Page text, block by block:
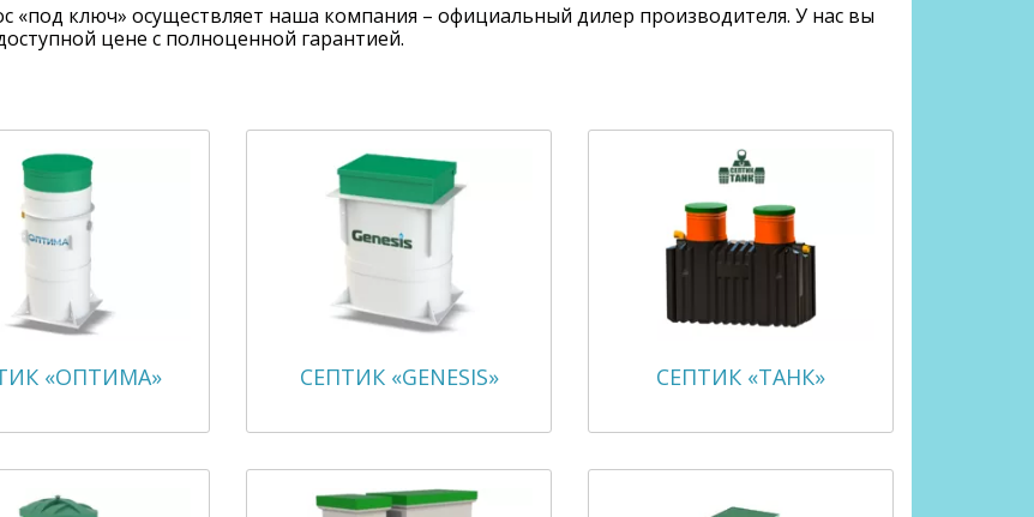
ключ» осуществляет наша компания – официальный дилер производителя. У нас вы
цене с полноценной гарантией.
«ОПТИМА» СЕПТИК «GENESIS» СЕПТИК «ТАНК»